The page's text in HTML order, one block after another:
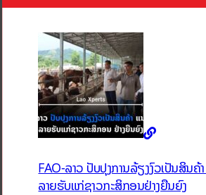
FAO-ລາວ ປັບປຸງການລ້ຽງງົວເປັນສິນຄ້າ
ລາຍຮັບແກ່ຊາວກະສິກອນຢ່າງຍືນຍົງ